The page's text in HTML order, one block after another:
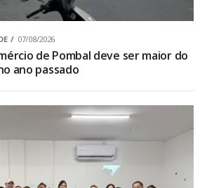
07/08/2026
de Pombal deve ser maior do
ano passado